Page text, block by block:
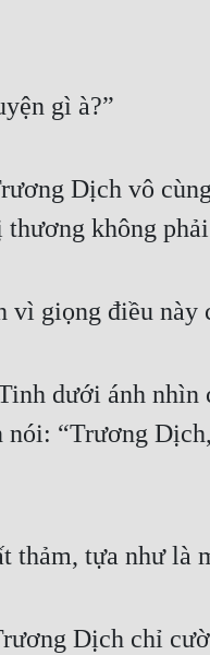
gì à?”
Dịch vô
thương không
vì giọng điều này
dưới ánh nhìn
nói: “Trương
thảm, tựa như là
Dịch chỉ